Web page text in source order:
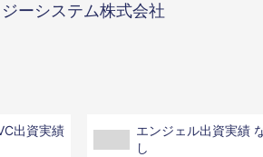
ーシステム株式会社
出資実績
エンジェル出資実績
し